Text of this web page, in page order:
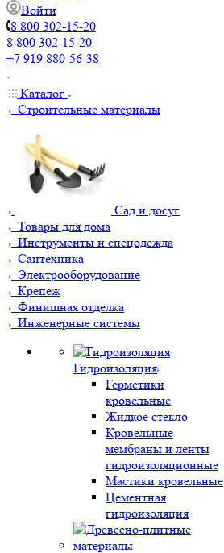
Войти
8 800 302-15-20
8 800 302-15-20
+7 919 880-56-38
Каталог
Строительные материалы
Сад и досуг
Товары для дома
Инструменты и спецодежда
Сантехника
Электрооборудование
Крепеж
Финишная отделка
Инженерные системы
Гидроизоляция
Герметики
кровельные
Жидкое стекло
Кровельные
мембраны и ленты
гидроизоляционные
Мастики кровельные
Цементная
гидроизоляция